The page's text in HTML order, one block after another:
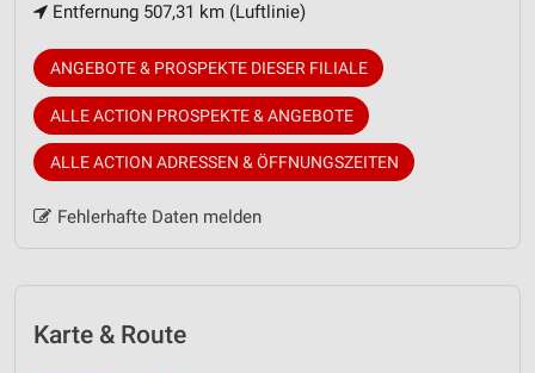
Entfernung 507,31 km (Luftlinie)
ANGEBOTE & PROSPEKTE DIESER FILIALE
ALLE ACTION PROSPEKTE & ANGEBOTE
ALLE ACTION ADRESSEN & ÖFFNUNGSZEITEN
Fehlerhafte Daten melden
Karte & Route